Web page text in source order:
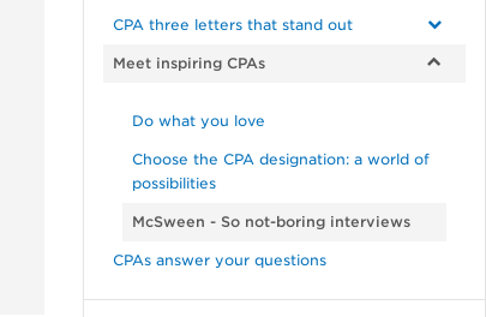
CPA three letters that stand out
Meet inspiring CPAs
Do what you love
Choose the CPA designation: a world of
possibilities
McSween - So not-boring interviews
CPAs answer your questions